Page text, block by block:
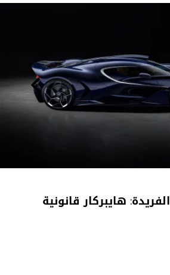
Bugatti Destrier الفريدة: هايبركار قانونية